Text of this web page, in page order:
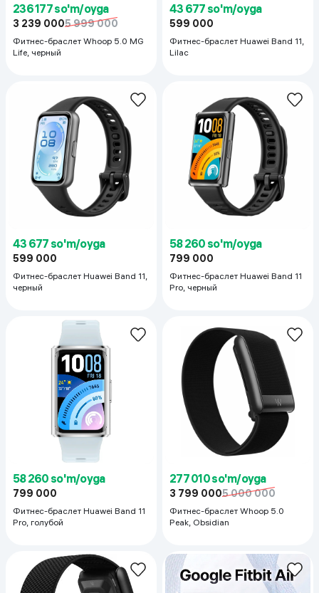
236 177 so'm/oyga
3 239 0005 999 000
Фитнес-браслет Whoop 5.0 MG
Life, черный
43 677 so'm/oyga
599 000
Фитнес-браслет Huawei Band 11,
Lilac
43 677 so'm/oyga
599 000
Фитнес-браслет Huawei Band 11,
черный
58 260 so'm/oyga
799 000
Фитнес-браслет Huawei Band 11
Pro, черный
58 260 so'm/oyga
799 000
Фитнес-браслет Huawei Band 11
Pro, голубой
277 010 so'm/oyga
3 799 0005 000 000
Фитнес-браслет Whoop 5.0
Peak, Obsidian